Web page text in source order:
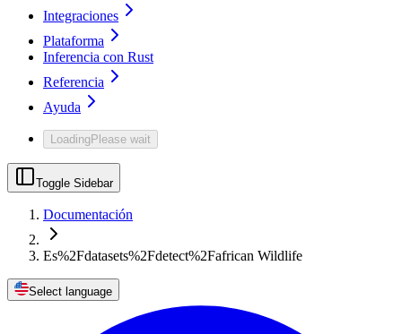
Integraciones
Plataforma
Inferencia con Rust
Referencia
Ayuda
LoadingPlease wait
Toggle Sidebar
Documentación
Es%2Fdatasets%2Fdetect%2Fafrican Wildlife
Select language